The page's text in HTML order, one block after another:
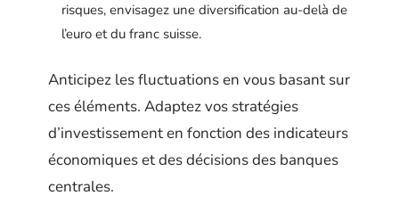
risques, envisagez une diversification au-delà de
l’euro et du franc suisse.
Anticipez les fluctuations en vous basant sur
ces éléments. Adaptez vos stratégies
d’investissement en fonction des indicateurs
économiques et des décisions des banques
centrales.